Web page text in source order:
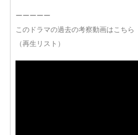
ーーーーー
このドラマの過去の考察動画はこちら
（再生リスト）